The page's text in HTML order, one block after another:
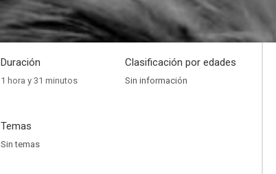
Duración
1 hora y 31 minutos
Clasificación por edades
Sin información
Temas
Sin temas